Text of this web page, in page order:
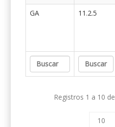
GA
11.2.5
Registros 1 a 10 de